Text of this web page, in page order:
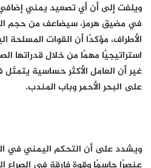
ويلفت إلى أن أي تصعيد يمني
في مضيق هرمز، سيضاعف من حجم
الأطراف، مؤكدًا أن القوات المسلحة
استراتيجيًا مهمًا من خلال قدراتها
غير أن العامل الأكثر حساسية
على البحر الأحمر وباب المندب.
ويشدد على أن التحكم اليمني في